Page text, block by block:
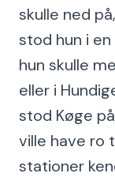
skulle ned
stod hun i
hun skulle
eller i
stod Køge
ville have ro
stationer